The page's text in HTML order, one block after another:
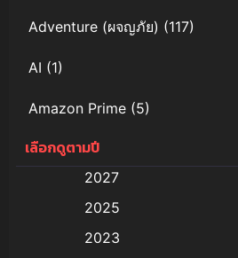
Adventure (ผจญภัย) (117)
AI (1)
Amazon Prime (5)
Anal (ประตูหลัง)
Animation การ์ตูน
เลือกดูตามปี
2027
2025
2023